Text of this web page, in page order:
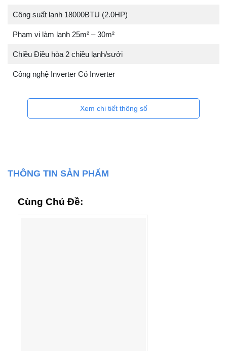
Công suất lạnh 18000BTU (2.0HP)
Phạm vi làm lạnh 25m² – 30m²
Chiều Điều hòa 2 chiều lạnh/sưởi
Công nghệ Inverter Có Inverter
Xem chi tiết thông số
THÔNG TIN SẢN PHẨM
Cùng Chủ Đề: